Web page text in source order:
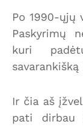
Po 1990-ųjų
Paskyrimų
kuri
Ir čia aš
pati dirbau